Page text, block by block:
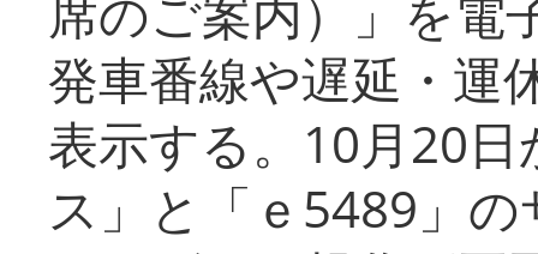
席のご案内）」を電
発車番線や遅延・運
表示する。10月20
ス」と「ｅ5489」